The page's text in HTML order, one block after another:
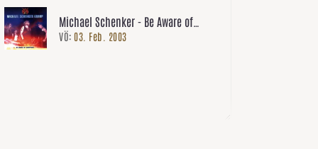
Michael Schenker - Be Aware of
Scorpions
VÖ: 03. Feb. 2003